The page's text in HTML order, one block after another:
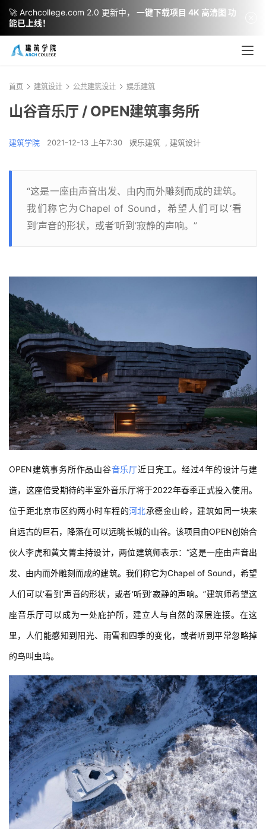
首页 建筑设计 公共建筑设计 娱乐建筑
山谷音乐厅 / OPEN建筑事务所
建筑学院 2021-12-13 上午7:30 娱乐建筑 , 建筑设计
“这是一座由声音出发、由内而外雕刻而成的建筑。
我们称它为Chapel of Sound，希望人们可以‘看
到’声音的形状，或者‘听到’寂静的声响。”
OPEN建筑事务所作品山谷音乐厅近日完工。经过4年的设计与建
造，这座倍受期待的半室外音乐厅将于2022年春季正式投入使用。
位于距北京市区约两小时车程的河北承德金山岭，建筑如同一块来
自远古的巨石，降落在可以远眺长城的山谷。该项目由OPEN创始合
伙人李虎和黄文菁主持设计，两位建筑师表示：“这是一座由声音出
发、由内而外雕刻而成的建筑。我们称它为Chapel of Sound，希望
人们可以‘看到’声音的形状，或者‘听到’寂静的声响。”建筑师希望这
座音乐厅可以成为一处庇护所，建立人与自然的深层连接。在这
里，人们能感知到阳光、雨雪和四季的变化，或者听到平常忽略掉
的鸟叫虫鸣。
🚀 Archcollege.com 2.0 更新中，
一键下载项目 4K 高清图 功
能已上线！